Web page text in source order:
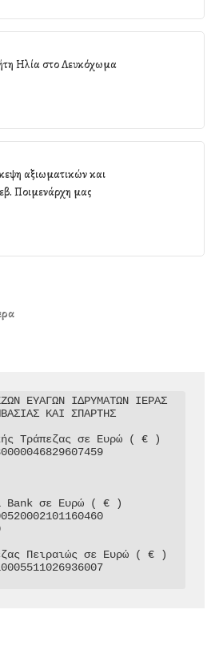
Ηλία στο Λευκόχωμα
αξιωματικών και
Ποιμενάρχη μας
ΕΥΑΓΩΝ ΙΔΡΥΜΑΤΩΝ ΙΕΡΑΣ
ΚΑΙ ΣΠΑΡΤΗΣ
Τράπεζας σε Ευρώ ( € )
Bank σε Ευρώ ( € )
Πειραιώς σε Ευρώ ( € )